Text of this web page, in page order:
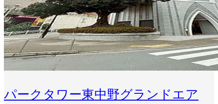
パークタワー東中野グランドエア